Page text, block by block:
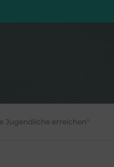
Jugendliche erreichen"